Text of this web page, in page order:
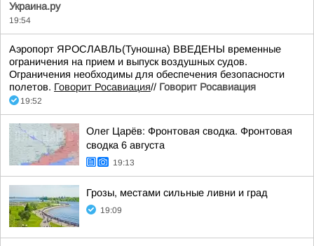
Украина.ру
19:54
Аэропорт ЯРОСЛАВЛЬ(Туношна) ВВЕДЕНЫ временные
ограничения на прием и выпуск воздушных судов.
Ограничения необходимы для обеспечения безопасности
полетов. Говорит Росавиация// Говорит Росавиация
19:52
Олег Царёв: Фронтовая сводка. Фронтовая
сводка 6 августа
19:13
Грозы, местами сильные ливни и град
19:09